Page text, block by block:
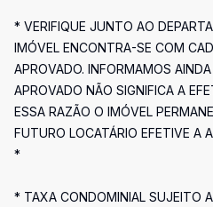
* VERIFIQUE JUNTO AO
IMÓVEL ENCONTRA-SE COM
APROVADO. INFORMAMOS
APROVADO NÃO SIGNIFICA A
ESSA RAZÃO O IMÓVEL
FUTURO LOCATÁRIO EFETIVE A
*
* TAXA CONDOMINIAL SUJEITO